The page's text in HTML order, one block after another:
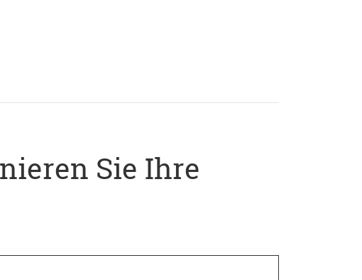
Sie Ihre